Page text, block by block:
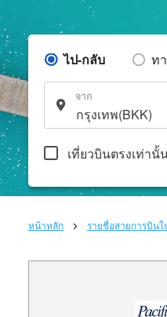
ไป-กลับ ท
จาก
เที่ยวบินตรงเท่านั้
หน้าหลัก รายชื่อสายการบินใ